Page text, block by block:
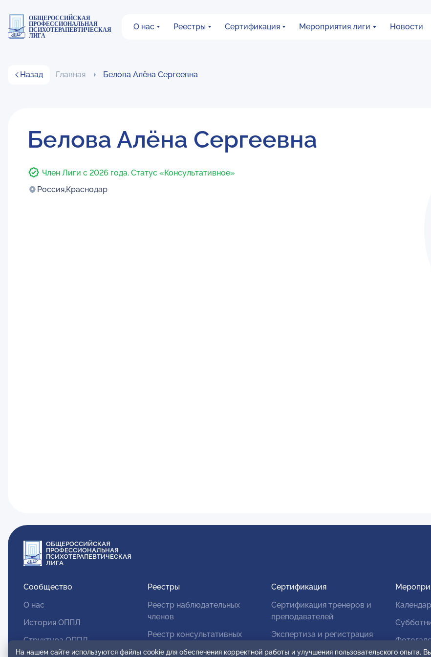
ОБЩЕРОССИЙСКАЯ
ПРОФЕССИОНАЛЬНАЯ
ПСИХОТЕРАПЕВТИЧЕСКАЯ
ЛИГА
О нас Реестры Сертификация Мероприятия лиги Новости
Назад Главная Белова Алёна Сергеевна
Белова Алёна Сергеевна
Член Лиги с 2026 года. Статус «Консультативное»
Россия,Краснодар
ОБЩЕРОССИЙСКАЯ
ПРОФЕССИОНАЛЬНАЯ
ПСИХОТЕРАПЕВТИЧЕСКАЯ
ЛИГА
Сообщество
О нас
История ОППЛ
Структура ОППЛ
Реестры
Реестр наблюдательных
членов
Реестр консультативных
Сертификация
Сертификация тренеров и
преподавателей
Экспертиза и регистрация
На нашем сайте используются файлы cookie для обеспечения корректной работы и улучшения пользовательского опыта.